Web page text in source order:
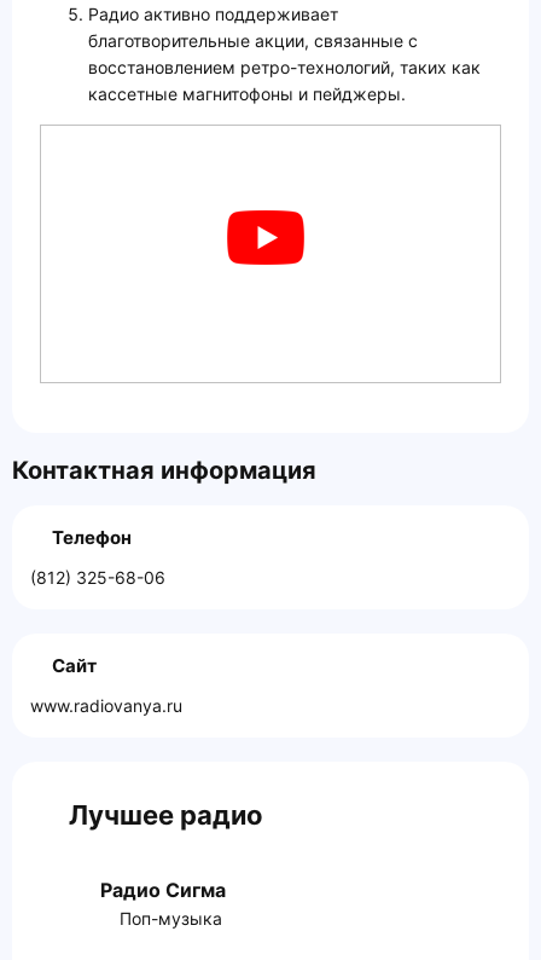
Радио активно поддерживает
благотворительные акции, связанные с
восстановлением ретро-технологий, таких как
кассетные магнитофоны и пейджеры.
Контактная информация
Телефон
(812) 325-68-06
Сайт
www.radiovanya.ru
Лучшее радио
Радио Сигма
Поп-музыка